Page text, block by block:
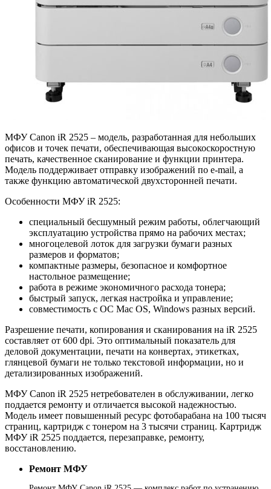
МФУ Canon iR 2525 – модель, разработанная для небольших
офисов и точек печати, обеспечивающая высокоскоростную
печать, качественное сканирование и функции принтера.
Модель поддерживает отправку изображений по e-mail, а
также функцию автоматической двухсторонней печати.
Особенности МФУ iR 2525:
специальный бесшумный режим работы, облегчающий
эксплуатацию устройства прямо на рабочих местах;
многоцелевой лоток для загрузки бумаги разных
размеров и форматов;
компактные размеры, безопасное и комфортное
настольное размещение;
работа в режиме экономичного расхода тонера;
быстрый запуск, легкая настройка и управление;
совместимость с ОС Mac OS, Windows разных версий.
Разрешение печати, копирования и сканирования на iR 2525
составляет от 600 dpi. Это оптимальный показатель для
деловой документации, печати на конвертах, этикетках,
глянцевой бумаги не только текстовой информации, но и
детализированных изображений.
МФУ Canon iR 2525 нетребователен в обслуживании, легко
поддается ремонту и отличается высокой надежностью.
Модель имеет повышенный ресурс фотобарабана на 100 тысяч
страниц, картридж с тонером на 3 тысячи страниц. Картридж
МФУ iR 2525 поддается, перезаправке, ремонту,
восстановлению.
Ремонт МФУ